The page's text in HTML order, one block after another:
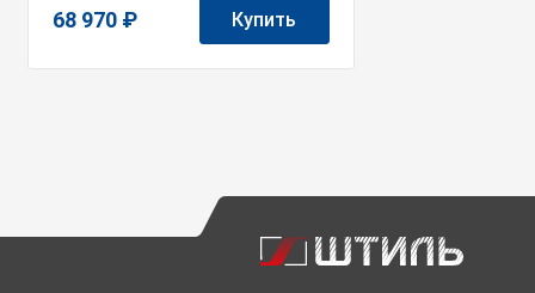
68 970 ₽ Купить